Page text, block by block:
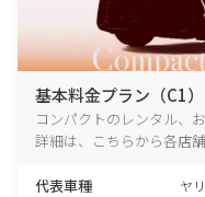
基本料金プラン（C1）
コンパクトのレンタル、
詳細は、こちらから各店
代表車種 ヤ